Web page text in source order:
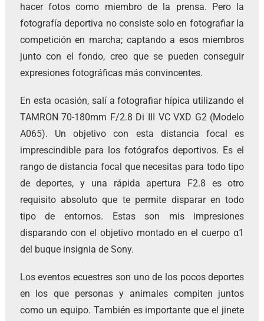
hacer fotos como miembro de la prensa. Pero la
fotografía deportiva no consiste solo en fotografiar la
competición en marcha; captando a esos miembros
junto con el fondo, creo que se pueden conseguir
expresiones fotográficas más convincentes.
En esta ocasión, salí a fotografiar hípica utilizando el
TAMRON 70-180mm F/2.8 Di III
VC VXD G2 (Modelo
A065). Un objetivo con esta distancia focal es
imprescindible para los fotógrafos deportivos. Es el
rango de distancia focal que necesitas para todo tipo
de deportes, y una rápida apertura F2.8 es otro
requisito absoluto que te permite disparar en todo
tipo de entornos. Estas son mis impresiones
disparando con el objetivo montado en el cuerpo α1
del buque insignia de Sony.
Los eventos ecuestres son uno de los pocos deportes
en los que personas y animales compiten juntos
como un equipo. También es importante que el jinete